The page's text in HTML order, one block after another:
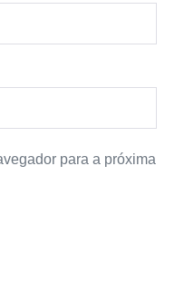
para a próxima